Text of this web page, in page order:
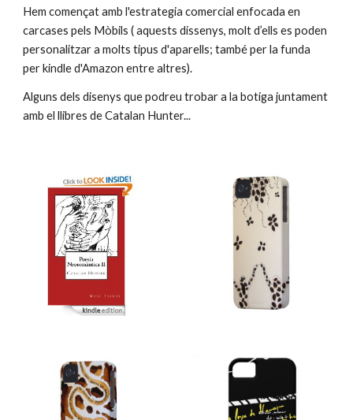
Hem començat amb l'estrategia comercial enfocada en
carcases pels Mòbils ( aquests dissenys, molt d’ells es poden
personalitzar a molts tipus d'aparells; també per la funda
per kindle d'Amazon entre altres).
Alguns dels disenys que podreu trobar a la botiga juntament
amb el llibres de Catalan Hunter...